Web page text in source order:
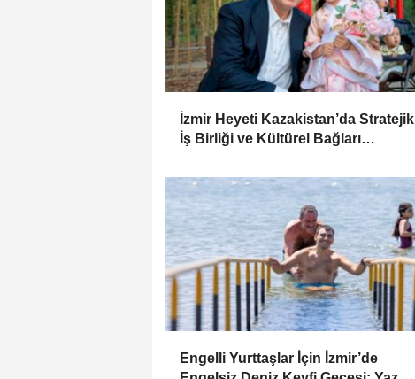
İzmir Heyeti Kazakistan’da Stratejik
İş Birliği ve Kültürel Bağları
Engelli Yurttaşlar İçin İzmir’de